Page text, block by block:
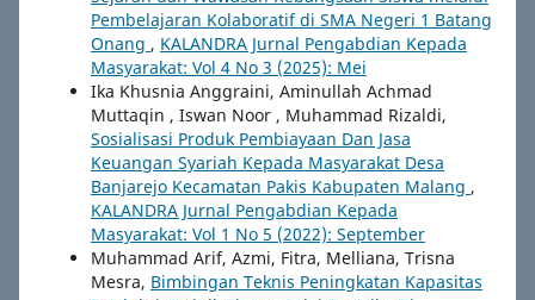
Pembelajaran Kolaboratif di SMA Negeri 1 Batang
Onang , KALANDRA Jurnal Pengabdian Kepada
Masyarakat: Vol 4 No 3 (2025): Mei
Ika Khusnia Anggraini, Aminullah Achmad
Muttaqin , Iswan Noor , Muhammad Rizaldi,
Sosialisasi Produk Pembiayaan Dan Jasa
Keuangan Syariah Kepada Masyarakat Desa
Banjarejo Kecamatan Pakis Kabupaten Malang ,
KALANDRA Jurnal Pengabdian Kepada
Masyarakat: Vol 1 No 5 (2022): September
Muhammad Arif, Azmi, Fitra, Melliana, Trisna
Mesra, Bimbingan Teknis Peningkatan Kapasitas